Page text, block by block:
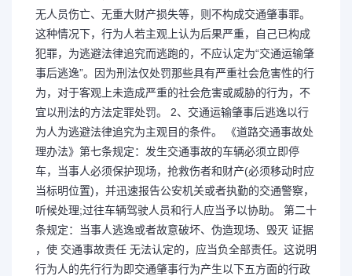
无人员伤亡、无重大财产损失等，则不构成交通肇事罪。
这种情况下，行为人若主观上认为后果严重，自己已构成
犯罪，为逃避法律追究而逃跑的，不应认定为“交通运输肇
事后逃逸”。因为刑法仅处罚那些具有严重社会危害性的行
为，对于客观上未造成严重的社会危害或威胁的行为，不
宜以刑法的方法定罪处罚。 2、交通运输肇事后逃逸以行
为人为逃避法律追究为主观目的条件。 《道路交通事故处
理办法》第七条规定：发生交通事故的车辆必须立即停
车，当事人必须保护现场，抢救伤者和财产(必须移动时应
当标明位置)，并迅速报告公安机关或者执勤的交通警察，
听候处理;过往车辆驾驶人员和行人应当予以协助。 第二十
条规定：当事人逃逸或者故意破坏、伪造现场、毁灭 证据
，使 交通事故责任 无法认定的，应当负全部责任。这说明
行为人的先行行为即交通肇事行为产生以下五方面的行政